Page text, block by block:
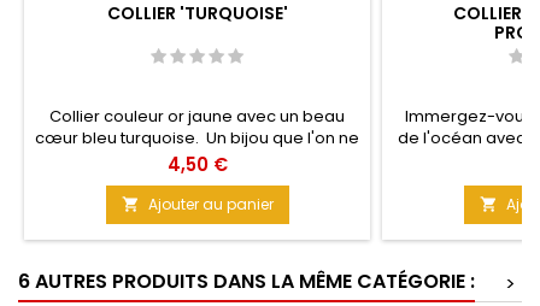
COLLIER 'TURQUOISE'
Collier couleur or jaune avec un beau
cœur bleu turquoise. Un bijou que l'on ne
présente plus, simple et efficace. Taille :
35 cm environ Couleur :
Prix
4,50 €
 Ajouter au panier
COLLIER
Immergez-vous
de l'océan avec
de PEP'S à
son design
Acrylique

6 AUTRES PRODUITS DANS LA MÊME CATÉGORIE :
>